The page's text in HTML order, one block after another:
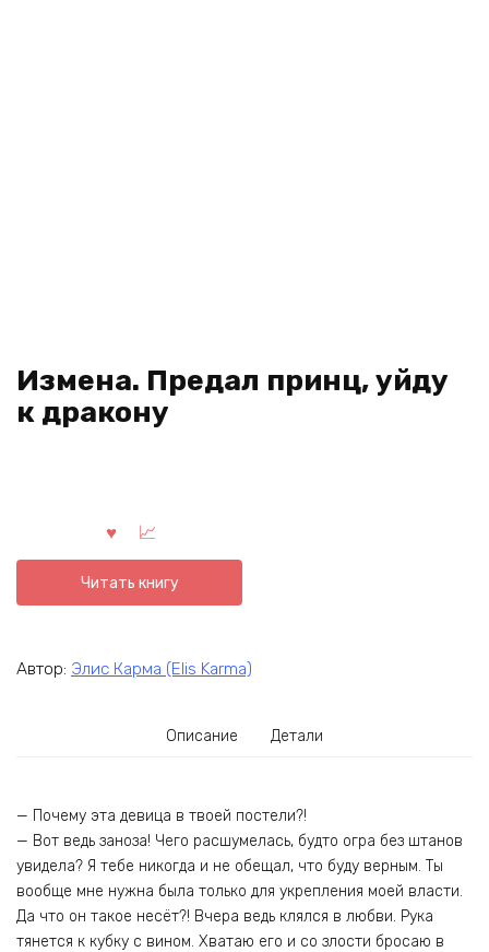
Измена. Предал принц, уйду
к дракону
Читать книгу
Автор: Элис Карма (Elis Karma)
Описание Детали
— Почему эта девица в твоей постели?!
— Вот ведь заноза! Чего расшумелась, будто огра без штанов
увидела? Я тебе никогда и не обещал, что буду верным. Ты
вообще мне нужна была только для укрепления моей власти.
Да что он такое несёт?! Вчера ведь клялся в любви. Рука
тянется к кубку с вином. Хватаю его и со злости бросаю в